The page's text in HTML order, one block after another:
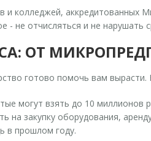
и колледжей, аккредитованных
- не отчисляться и не нарушать
ОТ
готово помочь вам
могут взять до 10 миллионов
на закупку оборудования,
в прошлом году.